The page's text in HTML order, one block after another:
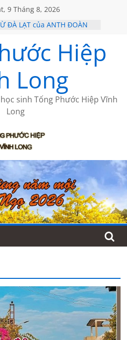
9 Tháng 8, 2026
ĐÀ LẠT của ANTH ĐOÀN
ĐỀ 20 CỦA THÁI LÃO
ĐỀ 19 CỦA THÁI LÃO
THƠ CỦA BÍCH HÀHiệp
Long
sinh Tống Phước Hiệp Vĩnh
Long